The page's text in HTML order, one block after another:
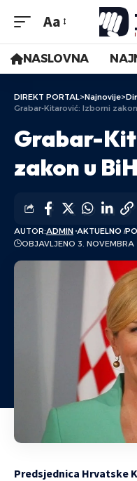
Aa
NASLOVNA
DIREKT PORTAL>Najnovije>
Grabar-Kitarović: Izborni
Grabar-
zakon u
AUTOR:ADMIN AKTUELNO
OBJAVLJENO 3. NOVEMBRA
Predsjednica Hrvatske